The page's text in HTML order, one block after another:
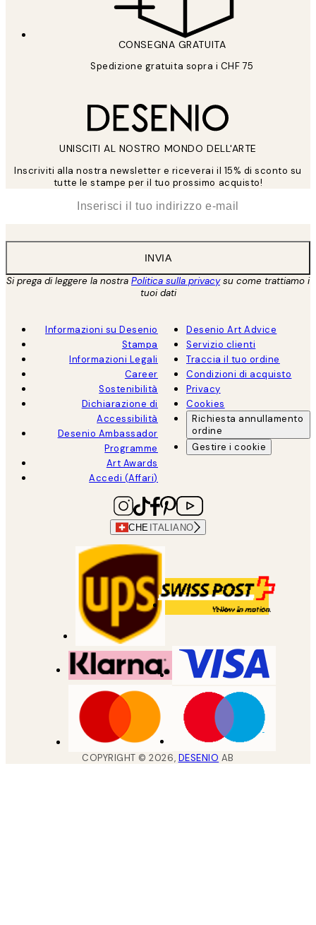
CONSEGNA GRATUITA
Spedizione gratuita sopra i CHF 75
UNISCITI AL NOSTRO MONDO DELL'ARTE
Inscriviti alla nostra newsletter e riceverai il 15% di sconto su
tutte le stampe per il tuo prossimo acquisto!
INVIA
Si prega di leggere la nostra Politica sulla privacysu come trattiamo i
tuoi dati
Informazioni su Desenio
Stampa
Informazioni Legali
Career
Sostenibilità
Dichiarazione di
Accessibilità
Desenio Ambassador
Programme
Art Awards
Accedi (Affari)
Desenio Art Advice
Servizio clienti
Traccia il tuo ordine
Condizioni di acquisto
Privacy
Cookies
Richiesta annullamento
ordine
Gestire i cookie
CHE ITALIANO
COPYRIGHT ©2026, DESENIO AB